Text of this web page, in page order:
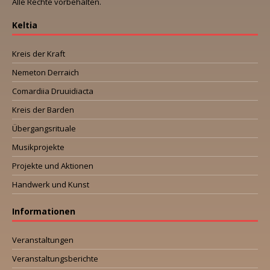
Keltia
Kreis der Kraft
Nemeton Derraich
Comardiia Druuidiacta
Kreis der Barden
Übergangsrituale
Musikprojekte
Projekte und Aktionen
Handwerk und Kunst
Informationen
Veranstaltungen
Veranstaltungsberichte